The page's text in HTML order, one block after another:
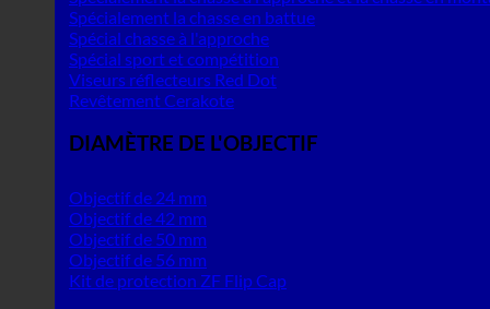
Spécialement la chasse en battue
Spécial chasse à l'approche
Spécial sport et compétition
Viseurs réflecteurs Red Dot
Revêtement Cerakote
DIAMÈTRE DE L'OBJECTIF
Objectif de 24 mm
Objectif de 42 mm
Objectif de 50 mm
Objectif de 56 mm
Kit de protection ZF Flip Cap